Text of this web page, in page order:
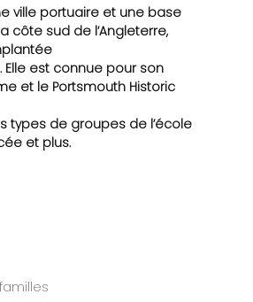
ville portuaire et une base
côte sud de l’Angleterre,
Elle est connue pour son
et le Portsmouth Historic
types de groupes de l’école
et plus.